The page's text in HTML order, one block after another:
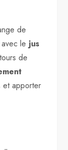
de
le jus
de
et apporter